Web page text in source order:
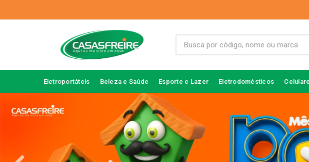
Eletroportáteis Beleza e Saúde Esporte e Lazer Eletrodomésticos